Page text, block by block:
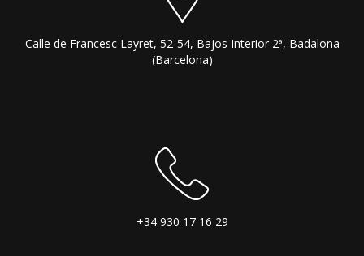
Calle de Francesc Layret, 52-54, Bajos Interior 2ª, Badalona
(Barcelona)
+34 930 17 16 29